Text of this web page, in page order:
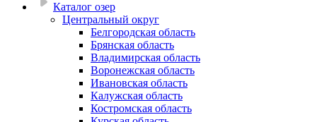
Каталог озер
Центральный округ
Белгородская область
Брянская область
Владимирская область
Воронежская область
Ивановская область
Калужская область
Костромская область